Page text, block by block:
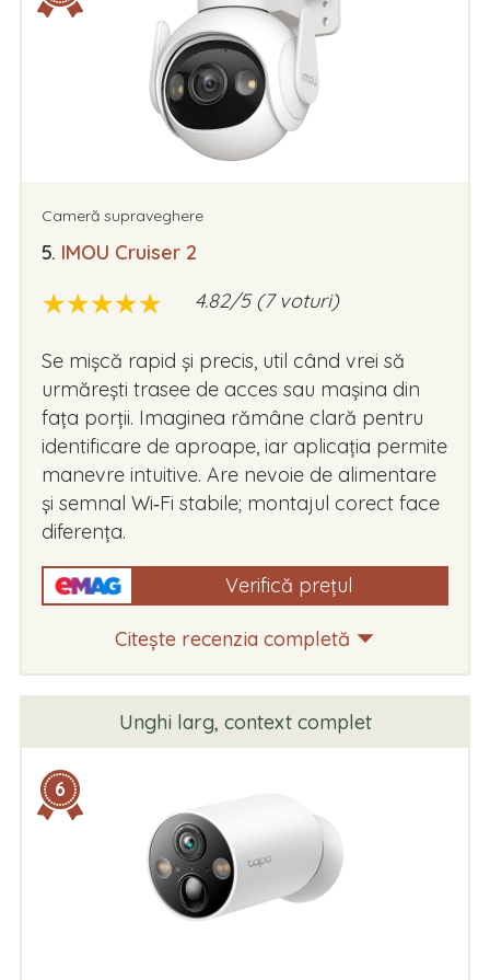
Cameră supraveghere
5. IMOU Cruiser 2
★★★★★
★★★★★ 4.82/5 (7 voturi)
Se mișcă rapid și precis, util când vrei să
urmărești trasee de acces sau mașina din
fața porții. Imaginea rămâne clară pentru
identificare de aproape, iar aplicația permite
manevre intuitive. Are nevoie de alimentare
și semnal Wi‑Fi stabile; montajul corect face
diferența.
Verifică prețul
Citește recenzia completă
Unghi larg, context complet
6